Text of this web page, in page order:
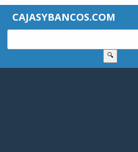
CAJASYBANCOS.COM
🔍